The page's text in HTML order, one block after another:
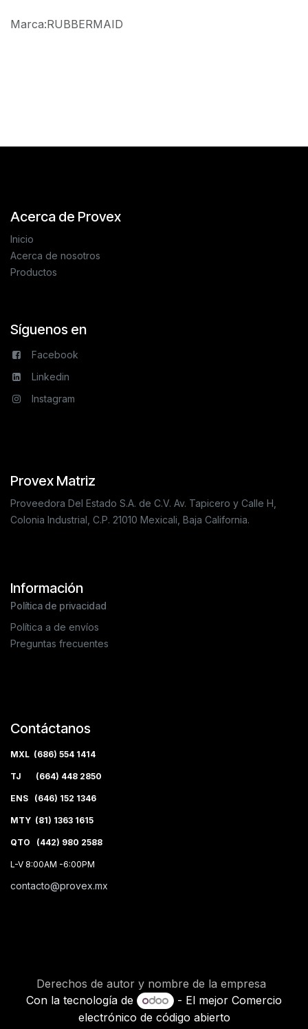
Marca:RUBBERMAID
Acerca de Provex
Inicio
Acerca de nosotros
Productos
Síguenos en
Facebook
Linkedin
Instagram
Provex Matriz
Proveedora Del Estado S.A. de C.V. Av. Tapicero y Calle H,
Colonia Industrial, C.P. 21010 Mexicali, Baja California.
Información
Política de privacidad
Política a de envíos
Preguntas frecuentes
Contáctanos
MXL (686) 554 1414
TJ (664) 448 2850
ENS (646) 152 1346
MTY (81) 1363 1615
QTO (442) 980 2588
L-V 8:00AM -6:00PM
contacto@provex.mx
Derechos de autor y nombre de la empresa
Con la tecnología de
- El mejorComercio
electrónico de código abierto